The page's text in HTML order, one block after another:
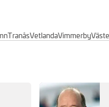
TranåsVetlandaVimmerby